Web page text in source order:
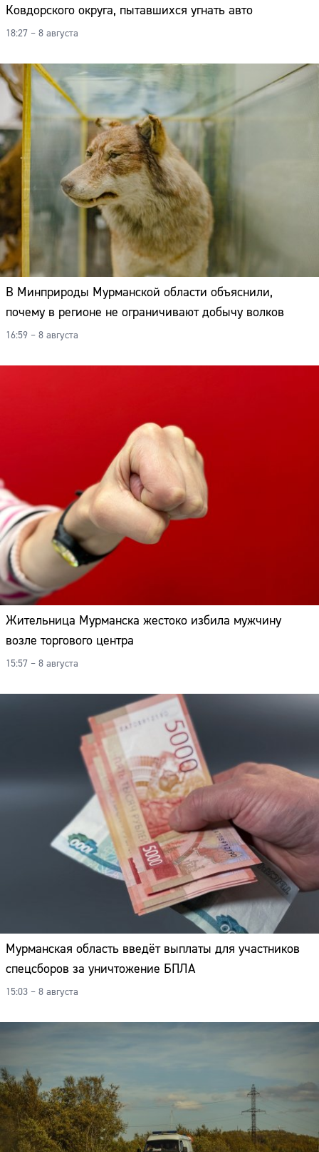
Ковдорского округа, пытавшихся угнать авто
18:27 – 8 августа
В Минприроды Мурманской области объяснили,
почему в регионе не ограничивают добычу волков
16:59 – 8 августа
Жительница Мурманска жестоко избила мужчину
возле торгового центра
15:57 – 8 августа
Мурманская область введёт выплаты для участников
спецсборов за уничтожение БПЛА
15:03 – 8 августа